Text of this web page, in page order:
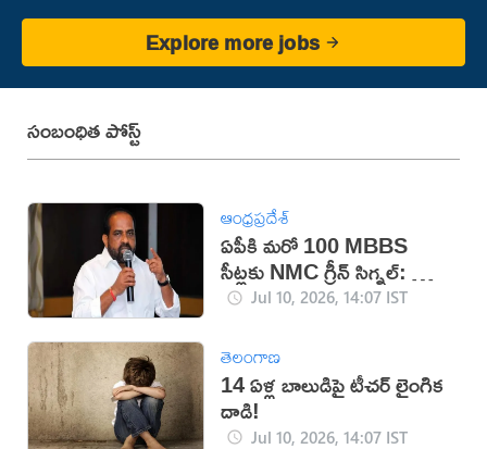
Explore more jobs
సంబంధిత పోస్ట్
ఆంధ్రప్రదేశ్
ఏపీకి మరో 100 MBBS
సీట్లకు NMC గ్రీన్ సిగ్నల్: మంత్రి
సత్యకుమార్
Jul 10, 2026, 14:07 IST
తెలంగాణ
14 ఏళ్ల బాలుడిపై టీచర్ లైంగిక
దాడి!
Jul 10, 2026, 14:07 IST